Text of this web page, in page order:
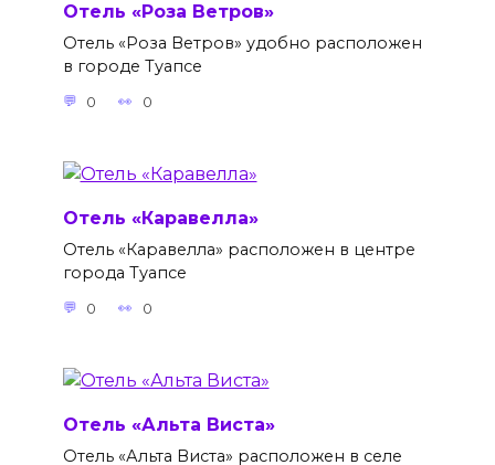
Отель «Роза Ветров»
Отель «Роза Ветров» удобно расположен
в городе Туапсе
0 0
Отель «Каравелла»
Отель «Каравелла» расположен в центре
города Туапсе
0 0
Отель «Альта Виста»
Отель «Альта Виста» расположен в селе